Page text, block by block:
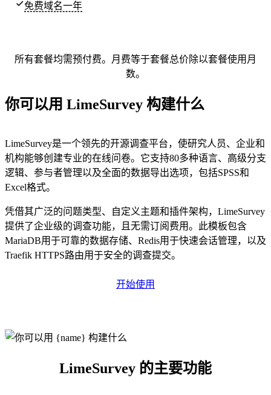
免费域名一年
所有套餐均需预付费。月费等于套餐总价除以套餐使用月
数。
你可以用 LimeSurvey 构建什么
LimeSurvey是一个领先的开源调查平台，使研究人员、企业和
机构能够创建专业的在线问卷。它支持80多种语言、高级分支
逻辑、参与者管理以及全面的数据导出选项，包括SPSS和
Excel格式。
凭借其广泛的问题类型、自定义主题和插件架构，LimeSurvey
提供了企业级的调查功能，且无需订阅费用。此模板包含
MariaDB用于可靠的数据存储、Redis用于快速会话管理，以及
Traefik HTTPS路由用于安全的调查提交。
开始使用
LimeSurvey 的主要功能